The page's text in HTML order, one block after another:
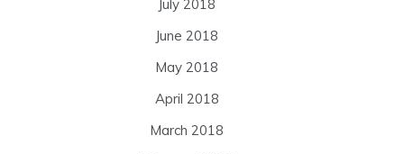
July 2018
June 2018
May 2018
April 2018
March 2018